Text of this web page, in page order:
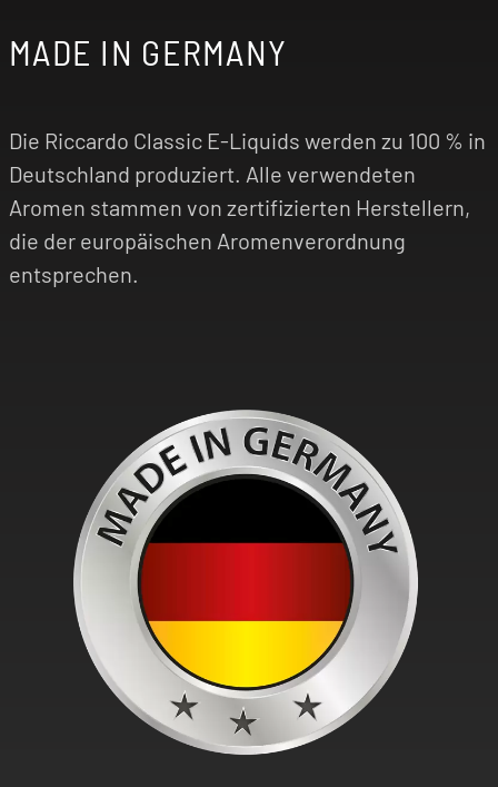
MADE IN GERMANY
Die Riccardo Classic E-Liquids werden zu 100 % in
Deutschland produziert. Alle verwendeten
Aromen stammen von zertifizierten Herstellern,
die der europäischen Aromenverordnung
entsprechen.